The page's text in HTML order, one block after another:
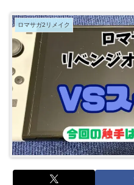
ロマサガ2リメイク